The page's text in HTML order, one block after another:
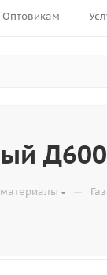
Оптовикам
—